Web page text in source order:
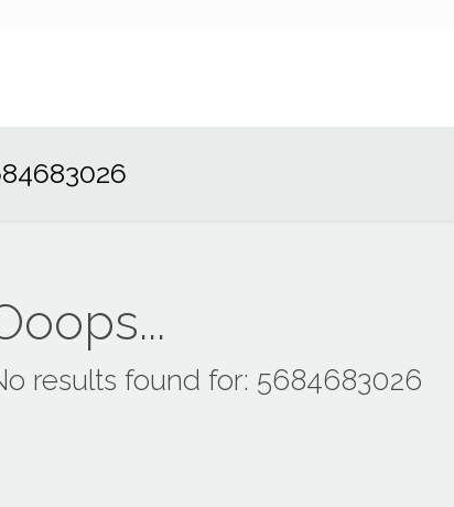
results found for: 5684683026